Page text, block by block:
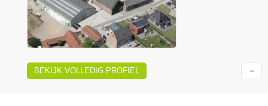
BEKIJK VOLLEDIG PROFIEL